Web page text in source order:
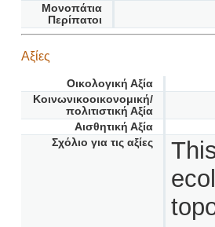
Μονοπάτια
Περίπατοι
Αξίες
Οικολογική Αξία
Κοινωνικοοικονομική/
πολιτιστική Αξία
Αισθητική Αξία
Σχόλιο για τις αξίες